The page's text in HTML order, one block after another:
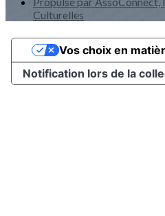
Culturelles
Notification lors de la
Vos choix en